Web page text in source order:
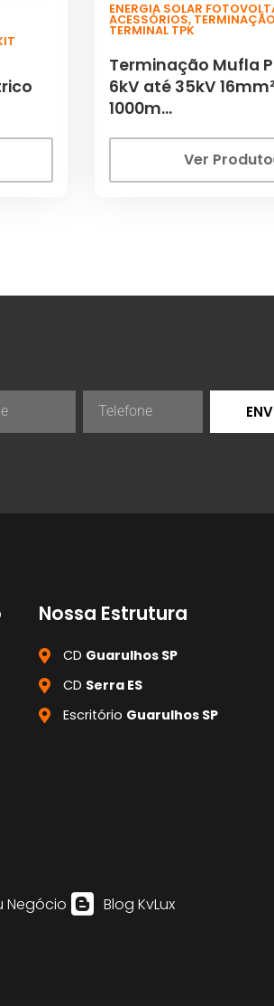
ENERGIA SOLAR
ACESSÓRIOS,
TERMINAL TPK
Terminação Mufla
6kV até 35kV
1000m...
Ver Produto
Nossa Estrutura
CD Guarulhos SP
CD Serra ES
Escritório Guarulhos SP
Negócio Blog KvLux